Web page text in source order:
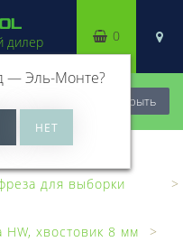
Закрыть
дилер
—Эль-Монте?
0
для выборки
хвостовик 8 мм